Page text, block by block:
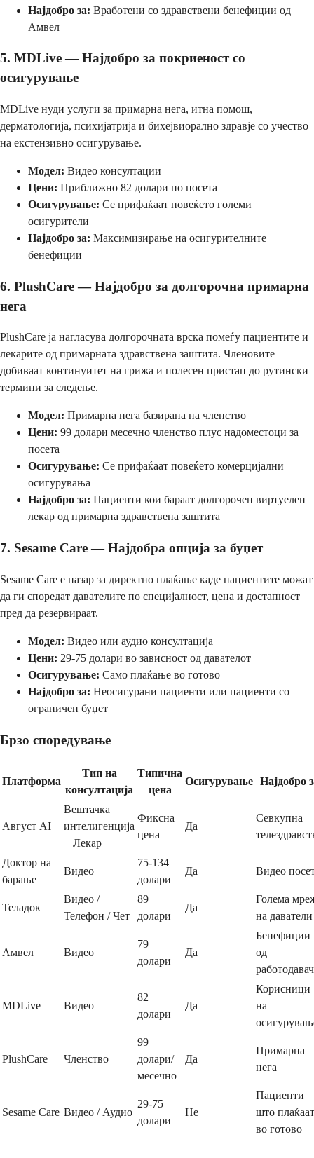
Најдобро за: Вработени со здравствени бенефиции од
Амвел
5. MDLive — Најдобро за покриеност со
осигурување
MDLive нуди услуги за примарна нега, итна помош,
дерматологија, психијатрија и бихејвиорално здравје со учество
на екстензивно осигурување.
Модел: Видео консултации
Цени: Приближно 82 долари по посета
Осигурување: Се прифаќаат повеќето големи
осигурители
Најдобро за: Максимизирање на осигурителните
бенефиции
6. PlushCare — Најдобро за долгорочна примарна
нега
PlushCare ја нагласува долгорочната врска помеѓу пациентите и
лекарите од примарната здравствена заштита. Членовите
добиваат континуитет на грижа и полесен пристап до рутински
термини за следење.
Модел: Примарна нега базирана на членство
Цени: 99 долари месечно членство плус надоместоци за
посета
Осигурување: Се прифаќаат повеќето комерцијални
осигурувања
Најдобро за: Пациенти кои бараат долгорочен виртуелен
лекар од примарна здравствена заштита
7. Sesame Care — Најдобра опција за буџет
Sesame Care е пазар за директно плаќање каде пациентите можат
да ги споредат давателите по специјалност, цена и достапност
пред да резервираат.
Модел: Видео или аудио консултација
Цени: 29-75 долари во зависност од давателот
Осигурување: Само плаќање во готово
Најдобро за: Неосигурани пациенти или пациенти со
ограничен буџет
Брзо споредување
Платформа
Тип на
консултација
Типична
цена
Осигурување Најдобро
Август AI
Вештачка
интелигенција
+ Лекар
Фиксна
цена
Да
Севкупна
Доктор на
барање
Видео
75-134
долари
Да Видео
Теладок
Видео /
Телефон / Чет
89
долари
Да
Голема
на даватели
Амвел Видео
79
долари
Да
Бенефиции
од
MDLive Видео
82
долари
Да
Корисници
на
PlushCare Членство
99
долари/
месечно
Да
Примарна
нега
Sesame Care Видео / Аудио
29-75
долари
Не
Пациенти
што плаќаат
во готово